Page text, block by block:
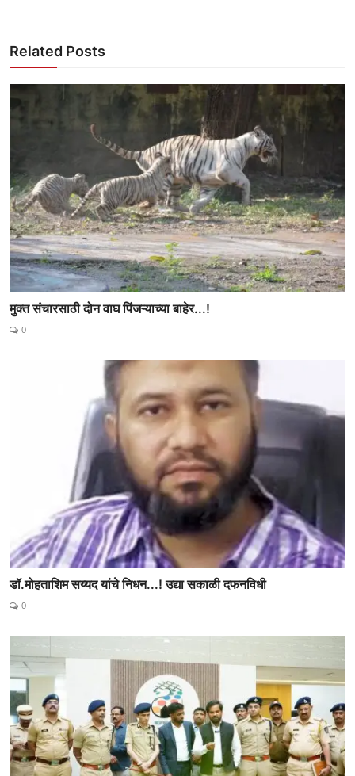
Related Posts
मुक्त संचारसाठी दोन वाघ पिंजऱ्याच्या बाहेर...!
0
डॉ.मोहताशिम सय्यद यांचे निधन...! उद्या सकाळी दफनविधी
0